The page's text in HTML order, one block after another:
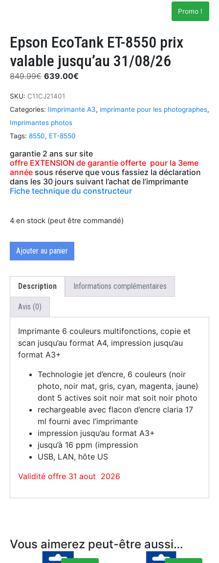
Promo !
Epson EcoTank ET-8550 prix
valable jusqu’au 31/08/26
849.99€ 639.00€
SKU: C11CJ21401
Categories: Iimprimante A3, imprimante pour les photographes,
Imprimantes photos
Tags: 8550, ET-8550
garantie 2 ans sur site
offre EXTENSION de garantie offerte pour la 3eme
année sous réserve que vous fassiez la déclaration
dans les 30 jours suivant l’achat de l’imprimante
Fiche technique du constructeur
4 en stock (peut être commandé)
Ajouter au panier
Description Informations complémentaires
Avis (0)
Imprimante 6 couleurs multifonctions, copie et
scan jusqu’au format A4, impression jusqu’au
format A3+
Technologie jet d’encre, 6 couleurs (noir
photo, noir mat, gris, cyan, magenta, jaune)
dont 5 actives soit noir mat soit noir photo
rechargeable avec flacon d’encre claria 17
ml fourni avec l’imprimante
impression jusqu’au format A3+
jusqu’à 16 ppm (impression
USB, LAN, hôte US
Validité offre 31 aout 2026
Vous aimerez peut-être aussi…